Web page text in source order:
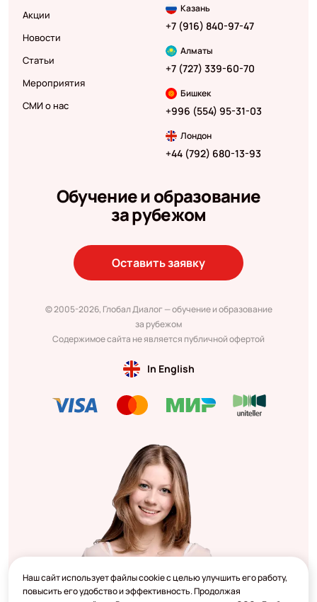
Акции
Новости
Статьи
Мероприятия
СМИ о нас
Казань
+7 (916) 840-97-47
Алматы
+7 (727) 339-60-70
Бишкек
+996 (554) 95-31-03
Лондон
+44 (792) 680-13-93
Обучение и образование
за рубежом
Оставить заявку
© 2005-2026, Глобал Диалог — обучение и образование
за рубежом
Содержимое сайта не является публичной офертой
In English
Наш сайт использует файлы cookie с целью улучшить его работу,
повысить его удобство и эффективность. Продолжая